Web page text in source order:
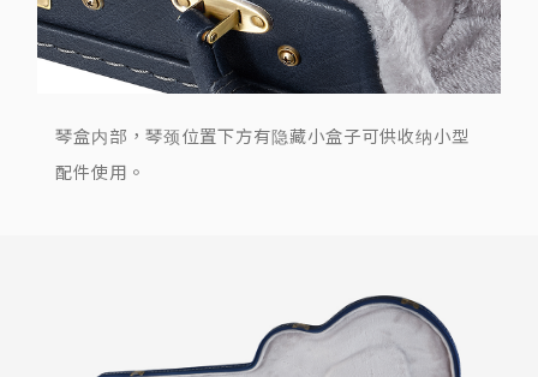
琴盒内部，琴颈位置下方有隐藏小盒子可供收纳小型
配件使用。